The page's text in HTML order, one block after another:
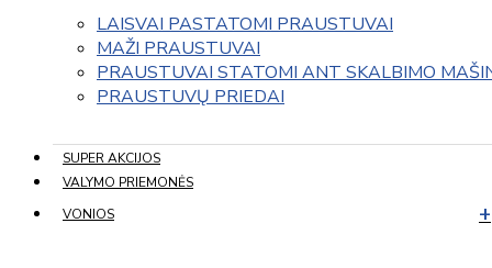
LAISVAI PASTATOMI PRAUSTUVAI
MAŽI PRAUSTUVAI
PRAUSTUVAI STATOMI ANT SKALBIMO
PRAUSTUVŲ PRIEDAI
SUPER AKCIJOS
VALYMO PRIEMONĖS
VONIOS